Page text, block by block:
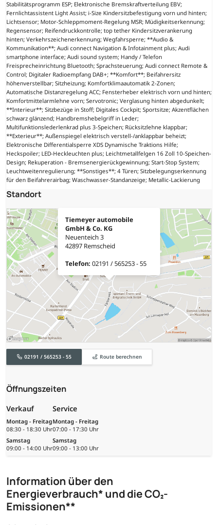
Stabilitätsprogramm ESP; Elektronische Bremskraftverteilung EBV;
Fernlichtassistent Light Assist; i-Size Kindersitzbefestigung vorn und hinten;
Lichtsensor; Motor-Schleppmoment-Regelung MSR; Müdigkeitserkennung;
Regensensor; Reifendruckkontrolle; top tether Kindersitzverankerung
hinten; Verkehrszeichenerkennung; Wegfahrsperre; **Audio &
Kommunikation**; Audi connect Navigation & Infotainment plus; Audi
smartphone interface; Audi sound system; Handy / Telefon
Freisprecheinrichtung Bluetooth; Sprachsteuerung; Audi connect Remote &
Control; Digitaler Radioempfang DAB+; **Komfort**; Beifahrersitz
höhenverstellbar; Sitzheizung; Komfortklimaautomatik 2-Zonen;
Automatische Distanzregelung ACC; Fensterheber elektrisch vorn und hinten;
Komfortmittelarmlehne vorn; Servotronic; Verglasung hinten abgedunkelt;
**Interieur**; Sitzbezüge in Stoff; Digitales Cockpit; Sportsitze; Akzentflächen
schwarz glänzend; Handbremshebelgriff in Leder;
Multifunktionslederlenkrad plus 3-Speichen; Rücksitzlehne klappbar;
**Exterieur**; Außenspiegel elektrisch verstell-/anklappbar beheizt;
Elektronische Differentialsperre XDS Dynamische Traktions Hilfe;
Heckspoiler; LED-Heckleuchten plus; Leichtmetallfelgen 16 Zoll 10-Speichen-
Design; Rekuperation - Bremsenergierückgewinnung; Start-Stop System;
Leuchtweitenregulierung; **Sonstiges**; 4 Türen; Sitzbelegungserkennung
für den Beifahrerairbag; Waschwasser-Standanzeige; Metallic-Lackierung
Standort
Tiemeyer automobile
GmbH & Co. KG
Neuenteich 3
42897 Remscheid
Telefon: 02191 / 565253 - 55
02191 / 565253 - 55 Route berechnen
Öffnungszeiten
Verkauf
Montag - Freitag
08:30 - 18:30 Uhr
Samstag
09:00 - 14:00 Uhr
Service
Montag - Freitag
07:00 - 17:30 Uhr
Samstag
09:00 - 13:00 Uhr
Information über den
Energieverbrauch* und die CO₂-
Emissionen**